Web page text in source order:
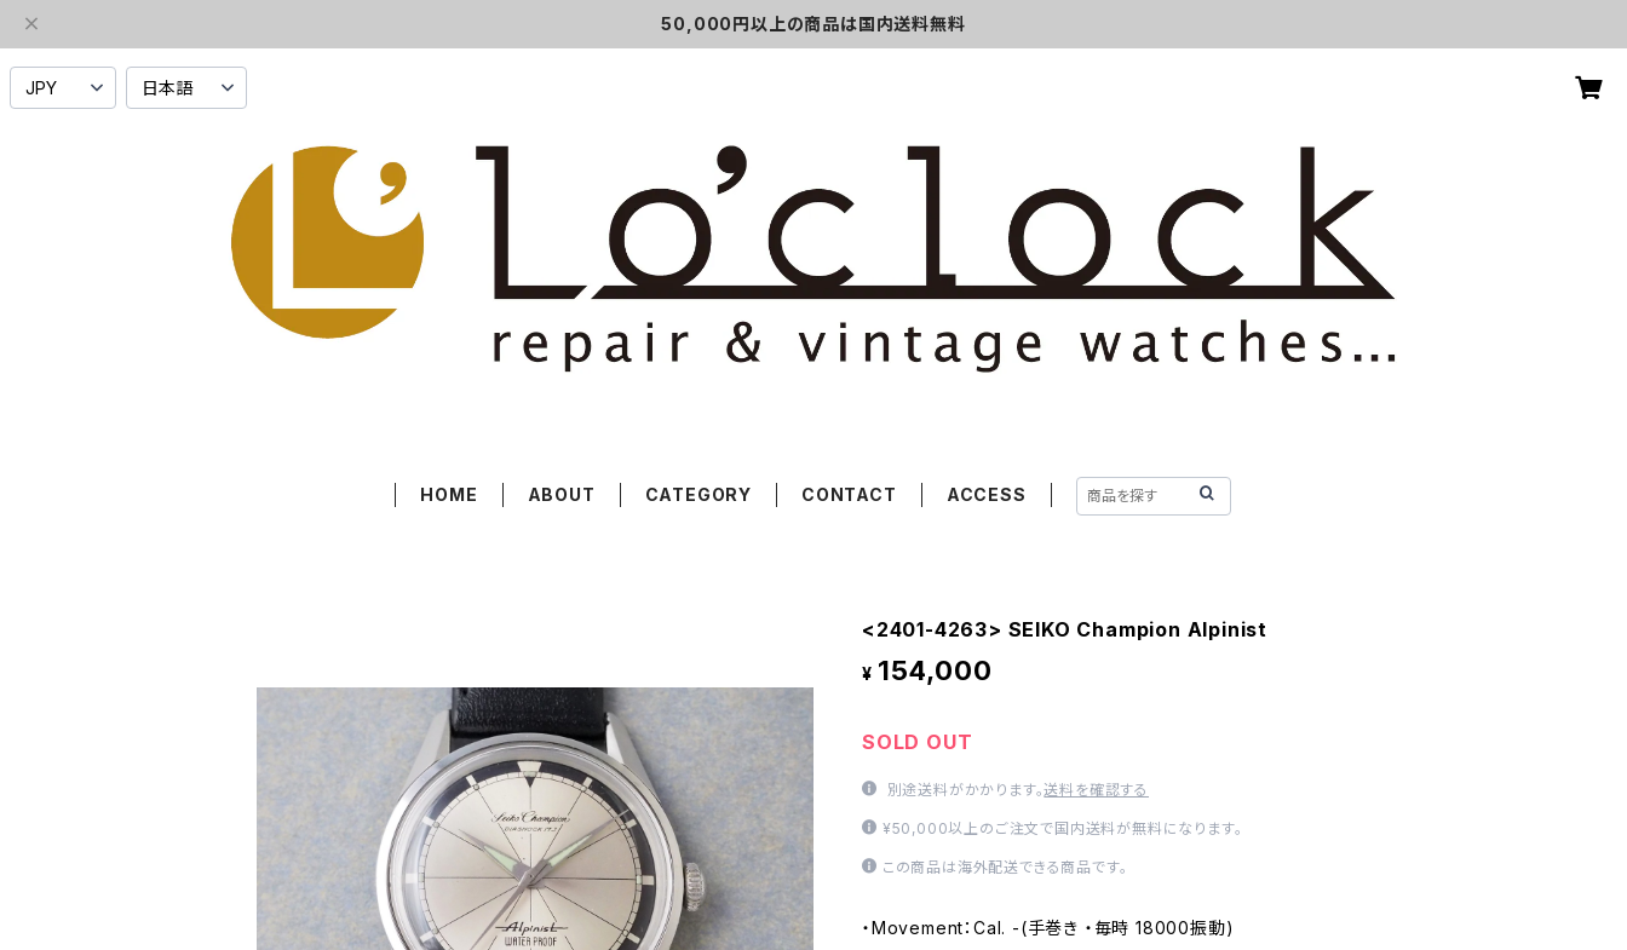
50,000円以上の商品は国内送料無料
HOME ABOUT CATEGORY CONTACT ACCESS
<2401-4263> SEIKO Champion Alpinist
¥ 154,000
SOLD OUT
別途送料がかかります。送料を確認する
¥50,000以上のご注文で国内送料が無料になります。
この商品は海外配送できる商品です。
・Movement：Cal. -(手巻き ・毎時 18000振動)